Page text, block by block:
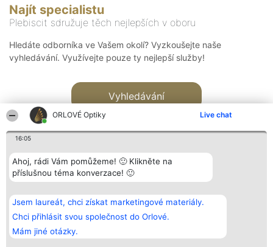
ORLOVÉ Optiky Live chat
16:05
Ahoj, rádi Vám pomůžeme! 🙂 Klikněte na
příslušnou téma konverzace! 🙂
Jsem laureát, chci získat marketingové materiály.
Chci přihlásit svou společnost do Orlové.
Mám jiné otázky.
Najít specialistu
Plebiscit sdružuje těch nejlepších v oboru
Hledáte odborníka ve Vašem okolí? Vyzkoušejte naše
vyhledávání. Využívejte pouze ty nejlepší služby!
Vyhledávání
Bright Side Solutions sp. z o.
o. sp. k.
ul. Ruska 22
Wrocław 50-079
KRS 0000749100 | Regon
381313360 | NIP 8943132676
Vítězové
Seznam všech
laureátů
Zásady
Zásady
Kontakt